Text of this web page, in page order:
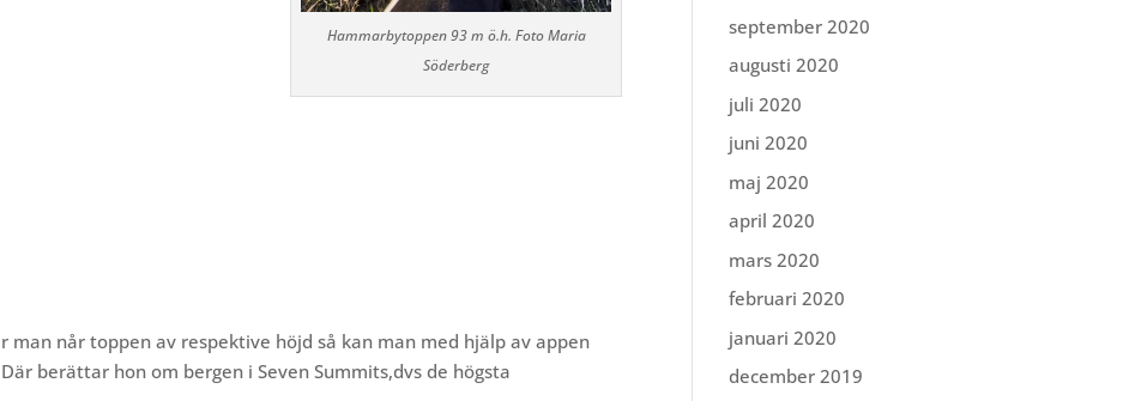
Hammarbytoppen 93 m ö.h. Foto Maria
Söderberg
man når toppen av respektive höjd så kan man med hjälp av appen
berättar hon om bergen i Seven Summits,dvs de högsta
september 2020
augusti 2020
juli 2020
juni 2020
maj 2020
april 2020
mars 2020
februari 2020
januari 2020
december 2019